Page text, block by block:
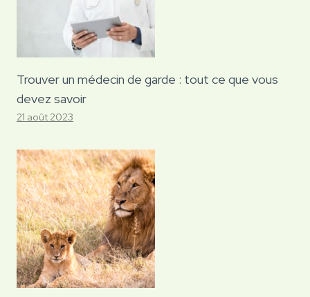
Trouver un médecin de garde : tout ce que vous
devez savoir
21 août 2023